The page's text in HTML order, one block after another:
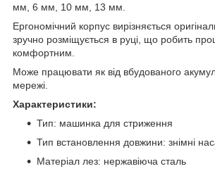
мм, 6 мм, 10 мм, 13 мм.
Ергономічний корпус вирізняється
зручно розміщується в руці, що робить
комфортним.
Може працювати як від вбудованого
мережі.
Характеристики:
Тип: машинка для стриження
Тип встановлення довжини: знімні
Матеріал лез: нержавіюча сталь